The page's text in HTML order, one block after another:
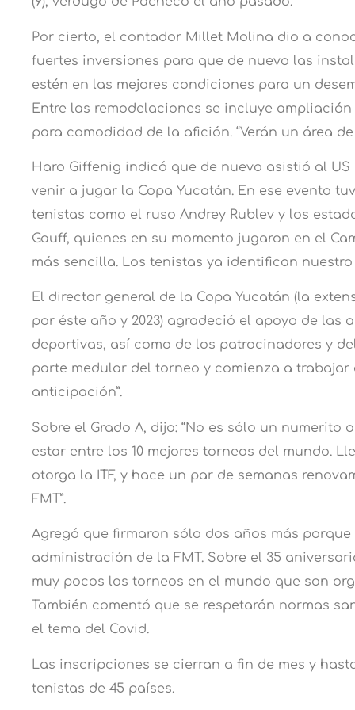
Por cierto, el contador Millet Molina dio a
fuertes inversiones para que de nuevo las
estén en las mejores condiciones para un
Entre las remodelaciones se incluye
para comodidad de la afición. “Verán un área
Haro Giffenig indicó que de nuevo asistió al
venir a jugar la Copa Yucatán. En ese evento
tenistas como el ruso Andrey Rublev y los
Gauff, quienes en su momento jugaron en el
más sencilla. Los tenistas ya identifican nuestro
El director general de la Copa Yucatán (la
por éste año y 2023) agradeció el apoyo de las
deportivas, así como de los patrocinadores y
parte medular del torneo y comienza a trabajar
anticipación”.
Sobre el Grado A, dijo: “No es sólo un numerito
estar entre los 10 mejores torneos del mundo.
otorga la ITF, y hace un par de semanas
FMT”.
Agregó que firmaron sólo dos años más
administración de la FMT. Sobre el 35
muy pocos los torneos en el mundo que son
También comentó que se respetarán normas
el tema del Covid.
Las inscripciones se cierran a fin de mes y
tenistas de 45 países.